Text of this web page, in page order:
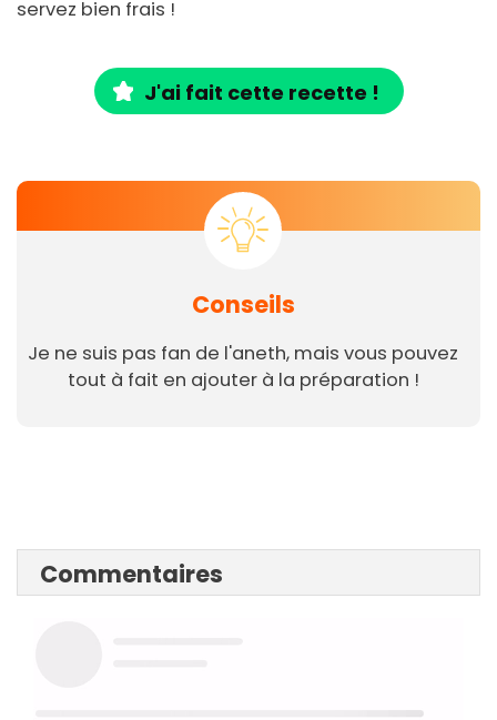
servez bien frais !
J'ai fait cette recette !
Conseils
Je ne suis pas fan de l'aneth, mais vous pouvez
tout à fait en ajouter à la préparation !
Commentaires